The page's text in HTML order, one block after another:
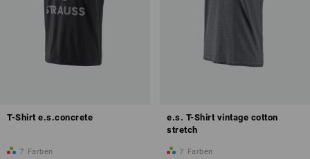
T-Shirt e.s.concrete
7 Farben
e.s. T-Shirt vintage cotton
stretch
7 Farben